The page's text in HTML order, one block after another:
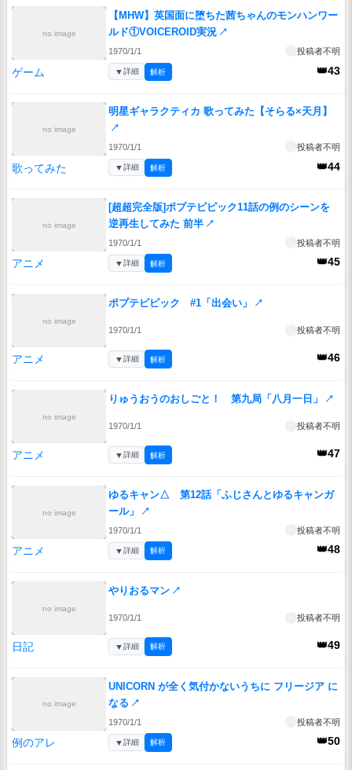
no image
【MHW】英国面に堕ちた茜ちゃんのモンハンワー
ルド①VOICEROID実況 ↗
1970/1/1 投稿者不明
ゲーム 👑43
▼詳細 解析
no image
明星ギャラクティカ 歌ってみた【そらる×天月】
↗
1970/1/1 投稿者不明
歌ってみた 👑44
▼詳細 解析
no image
[超超完全版]ポプテピピック11話の例のシーンを
逆再生してみた 前半 ↗
1970/1/1 投稿者不明
アニメ 👑45
▼詳細 解析
no image
ポプテピピック #1「出会い」 ↗
1970/1/1 投稿者不明
アニメ 👑46
▼詳細 解析
no image
りゅうおうのおしごと！ 第九局「八月一日」 ↗
1970/1/1 投稿者不明
アニメ 👑47
▼詳細 解析
no image
ゆるキャン△ 第12話「ふじさんとゆるキャンガ
ール」
↗
1970/1/1 投稿者不明
アニメ 👑48
▼詳細 解析
no image
やりおるマン ↗
1970/1/1 投稿者不明
日記 👑49
▼詳細 解析
no image
UNICORN が全く気付かないうちに フリージア に
なる ↗
1970/1/1 投稿者不明
例のアレ 👑50
▼詳細 解析